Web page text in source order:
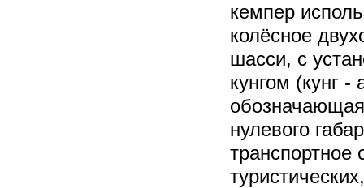
кемпер
колёсное
шасси, с
кунгом (кунг -
нулевого
транспортное